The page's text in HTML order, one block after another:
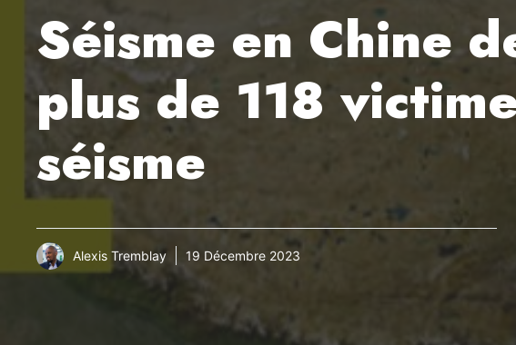
Séisme en Chine
plus de 118
séisme
Alexis Tremblay 19 Décembre 2023